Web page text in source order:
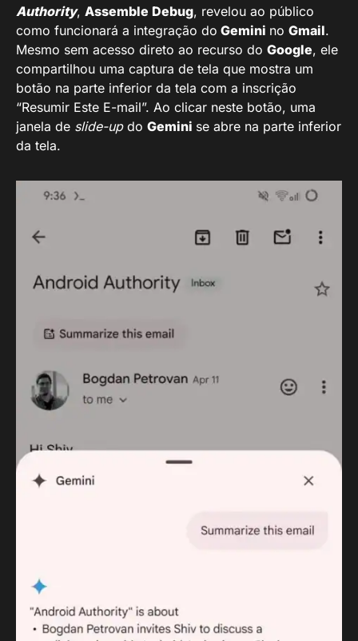
Authority, Assemble Debug, revelou ao público
como funcionará a integração do Gemini no Gmail.
Mesmo sem acesso direto ao recurso do Google, ele
compartilhou uma captura de tela que mostra um
botão na parte inferior da tela com a inscrição
“Resumir Este E-mail”. Ao clicar neste botão, uma
janela de slide-up do Gemini se abre na parte inferior
da tela.